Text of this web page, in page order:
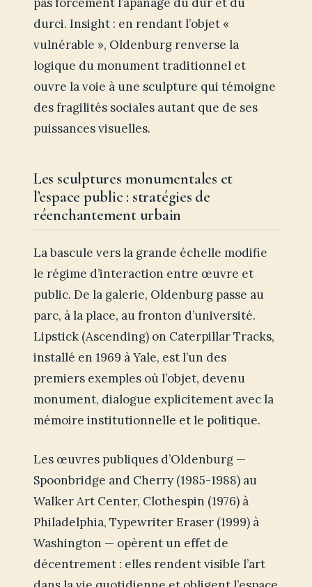
durci. Insight : en rendant l’objet «
vulnérable », Oldenburg renverse la
logique du monument traditionnel et
ouvre la voie à une sculpture qui témoigne
des fragilités sociales autant que de ses
puissances visuelles.
Les sculptures monumentales et
l’espace public : stratégies de
réenchantement urbain
La bascule vers la grande échelle modifie
le régime d’interaction entre œuvre et
public. De la galerie, Oldenburg passe au
parc, à la place, au fronton d’université.
Lipstick (Ascending) on Caterpillar Tracks,
installé en 1969 à Yale, est l’un des
premiers exemples où l’objet, devenu
monument, dialogue explicitement avec la
mémoire institutionnelle et le politique.
Les œuvres publiques d’Oldenburg —
Spoonbridge and Cherry (1985-1988) au
Walker Art Center, Clothespin (1976) à
Philadelphia, Typewriter Eraser (1999) à
Washington — opèrent un effet de
décentrement : elles rendent visible l’art